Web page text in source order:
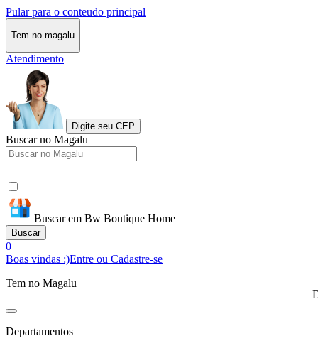
Pular para o conteudo principal
Tem no magalu
Atendimento
Digite seu CEP
Buscar no Magalu
Buscar em Bw Boutique Home
Buscar
0
Boas vindas :)Entre ou Cadastre-se
Tem no Magalu
Departamentos